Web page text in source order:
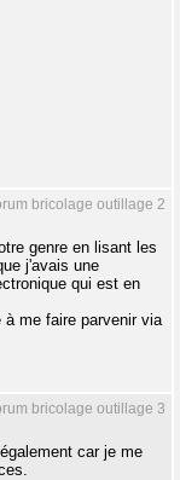
bricolage outillage 2
genre en lisant les
j'avais une
qui est en
me faire parvenir via
bricolage outillage 3
car je me